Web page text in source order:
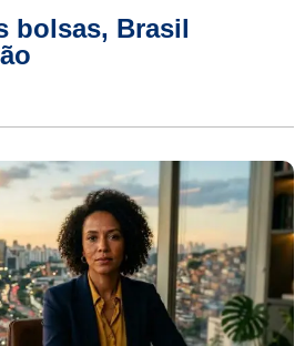
bolsas, Brasil